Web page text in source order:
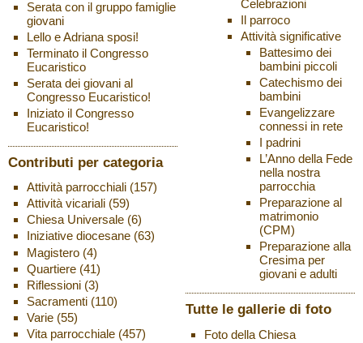
Serata con il gruppo famiglie
giovani
Lello e Adriana sposi!
Terminato il Congresso
Eucaristico
Serata dei giovani al
Congresso Eucaristico!
Iniziato il Congresso
Eucaristico!
Contributi per categoria
Attività parrocchiali(157)
Attività vicariali(59)
Chiesa Universale(6)
Iniziative diocesane(63)
Magistero(4)
Quartiere(41)
Riflessioni(3)
Sacramenti(110)
Varie(55)
Vita parrocchiale(457)
Celebrazioni
Il parroco
Attività significative
Battesimo dei
bambini piccoli
Catechismo dei
bambini
Evangelizzare
connessi in rete
I padrini
L’Anno della Fede
nella nostra
parrocchia
Preparazione al
matrimonio
(CPM)
Preparazione alla
Cresima per
giovani e adulti
Tutte le gallerie di foto
Foto della Chiesa